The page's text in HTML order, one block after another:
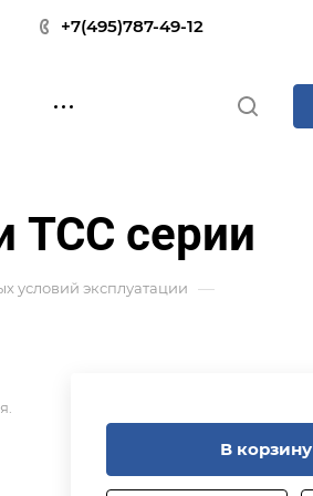
+7(495)787-49-12
серии
условий эксплуатации —
В корзину